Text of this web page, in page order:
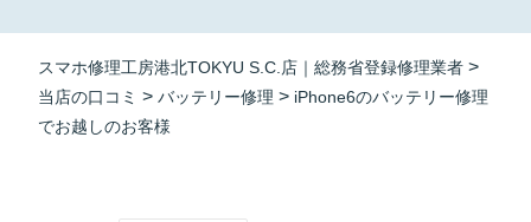
スマホ修理工房港北TOKYU S.C.店｜総務省登録修理業者 >
当店の口コミ > バッテリー修理 > iPhone6のバッテリー修理
でお越しのお客様